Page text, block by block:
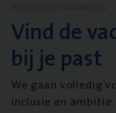
Vind de
bij je past
We gaan volledig
inclusie en